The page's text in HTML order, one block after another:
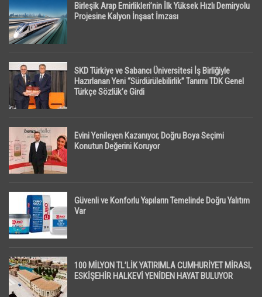
Birleşik Arap Emirlikleri’nin İlk Yüksek Hızlı Demiryolu
Projesine Kalyon İnşaat İmzası
SKD Türkiye ve Sabancı Üniversitesi İş Birliğiyle
Hazırlanan Yeni “Sürdürülebilirlik” Tanımı TDK Genel
Türkçe Sözlük’e Girdi
Evini Yenileyen Kazanıyor, Doğru Boya Seçimi
Konutun Değerini Koruyor
Güvenli ve Konforlu Yapıların Temelinde Doğru Yalıtım
Var
100 MİLYON TL’LİK YATIRIMLA CUMHURİYET MİRASI,
ESKİŞEHİR HALKEVİ YENİDEN HAYAT BULUYOR